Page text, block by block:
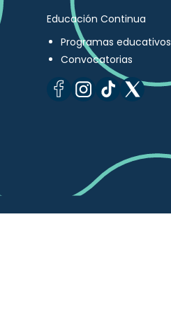
Educación Continua
Programas educativos
Convocatorias